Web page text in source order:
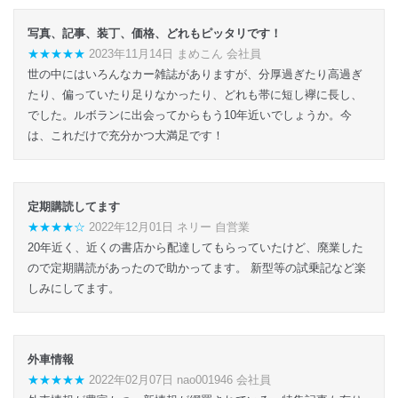
写真、記事、装丁、価格、どれもピッタリです！
★★★★★ 2023年11月14日 まめこん 会社員
世の中にはいろんなカー雑誌がありますが、分厚過ぎたり高過ぎ
たり、偏っていたり足りなかったり、どれも帯に短し襷に長し、
でした。ルボランに出会ってからもう10年近いでしょうか。今
は、これだけで充分かつ大満足です！
定期購読してます
★★★★☆ 2022年12月01日 ネリー 自営業
20年近く、近くの書店から配達してもらっていたけど、廃業した
ので定期購読があったので助かってます。 新型等の試乗記など楽
しみにしてます。
外車情報
★★★★★ 2022年02月07日 nao001946 会社員